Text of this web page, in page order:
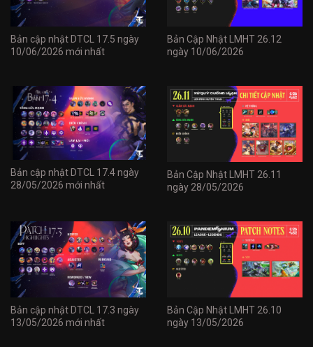
Bản cập nhật DTCL 17.5 ngày
10/06/2026 mới nhất
Bản Cập Nhật LMHT 26.12
ngày 10/06/2026
Bản cập nhật DTCL 17.4 ngày
28/05/2026 mới nhất
Bản Cập Nhật LMHT 26.11
ngày 28/05/2026
Bản cập nhật DTCL 17.3 ngày
13/05/2026 mới nhất
Bản Cập Nhật LMHT 26.10
ngày 13/05/2026